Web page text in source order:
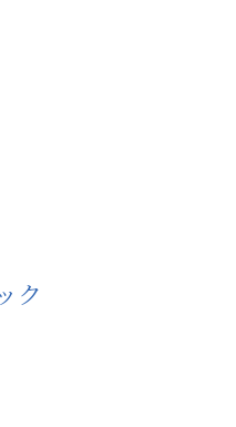
ク